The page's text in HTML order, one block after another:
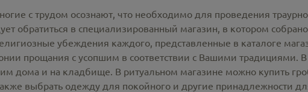
с трудом осознают, что необходимо для проведения
обратиться в специализированный магазин, в котором
убеждения каждого, представленные в каталоге
прощания с усопшим в соответствии с Вашими традициями.
дома и на кладбище. В ритуальном магазине можно купить
выбрать одежду для покойного и другие принадлежности